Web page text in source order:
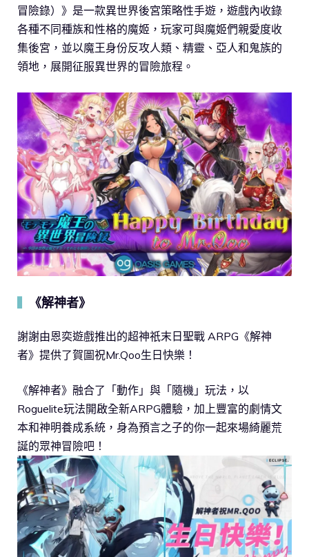
冒險錄）》是一款異世界後宮策略性手遊，遊戲內收錄
各種不同種族和性格的魔姬，玩家可與魔姬們親愛度收
集後宮，並以魔王身份反攻人類、精靈、亞人和鬼族的
領地，展開征服異世界的冒險旅程。
《解神者》
謝謝由恩奕遊戲推出的超神祇末日聖戰 ARPG《解神
者》提供了賀圖祝Mr.Qoo生日快樂！
《解神者》融合了「動作」與「隨機」玩法，以
Roguelite玩法開啟全新ARPG體驗，加上豐富的劇情文
本和神明養成系統，身為預言之子的你一起來場綺麗荒
誕的眾神冒險吧！